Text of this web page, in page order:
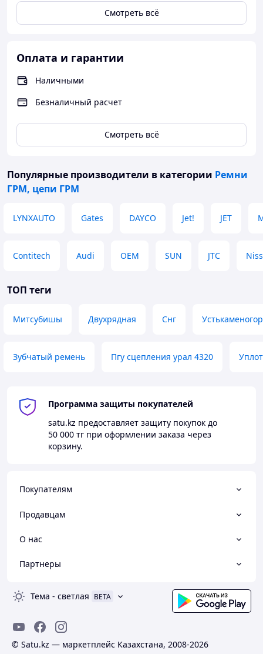
Смотреть всё
Оплата и гарантии
Наличными
Безналичный расчет
Смотреть всё
Популярные производители в категории Ремни
ГРМ, цепи ГРМ
LYNXAUTO Gates DAYCO Jet! JET
Contitech Audi OEM SUN JTC
ТОП теги
Митсубишы Двухрядная Снг
Зубчатый ремень Пгу сцепления урал 4320
Программа защиты покупателей
satu.kz предоставляет защиту покупок до
50 000 тг при оформлении заказа через
корзину.
Покупателям
Продавцам
О нас
Партнеры
Тема - светлая BETA
© Satu.kz — маркетплейс Казахстана, 2008-2026